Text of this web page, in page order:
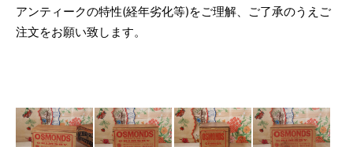
アンティークの特性(経年劣化等)をご理解、ご了承のうえご
注文をお願い致します。